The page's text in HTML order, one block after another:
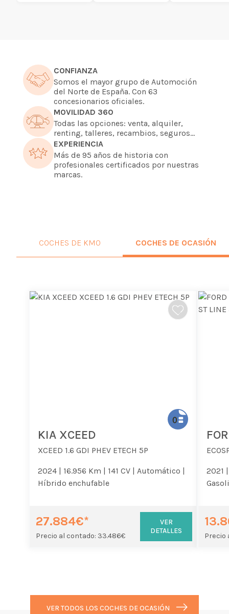
CONFIANZA
Somos el mayor grupo de Automoción
del Norte de España. Con 63
concesionarios oficiales.
MOVILIDAD 360
Todas las opciones: venta, alquiler,
renting, talleres, recambios, seguros…
EXPERIENCIA
Más de 95 años de historia con
profesionales certificados por nuestras
marcas.
COCHES DE OCASIÓN
COCHES DE KM0
KIA XCEED
XCEED 1.6 GDI PHEV ETECH 5P
2024 | 16.956 Km | 141 CV | Automático |
Híbrido enchufable
27.884€*
Precio al contado: 33.486€
VER
DETALLES
2021 |
Precio
VER TODOS LOS COCHES DE OCASIÓN